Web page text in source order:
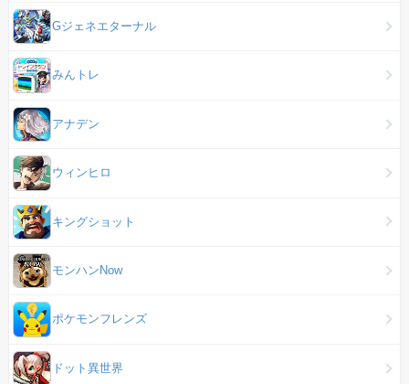
Gジェネエターナル
みんトレ
アナデン
ウィンヒロ
キングショット
モンハンNow
ポケモンフレンズ
ドット異世界